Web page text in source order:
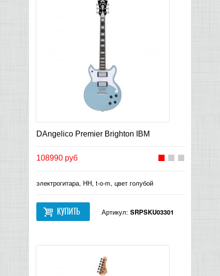
DAngelico Premier Brighton IBM
108990 руб
электрогитара, HH, t-o-m, цвет голубой
КУПИТЬ Артикул: SRPSKU03301